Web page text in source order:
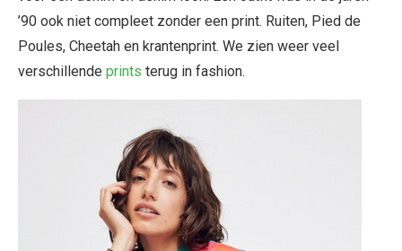
’90 ook niet compleet zonder een print. Ruiten, Pied de
Poules, Cheetah en krantenprint. We zien weer veel
verschillende prints terug in fashion.